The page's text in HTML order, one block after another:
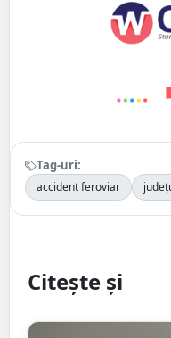
Tag-uri:
accident feroviar
Citește și